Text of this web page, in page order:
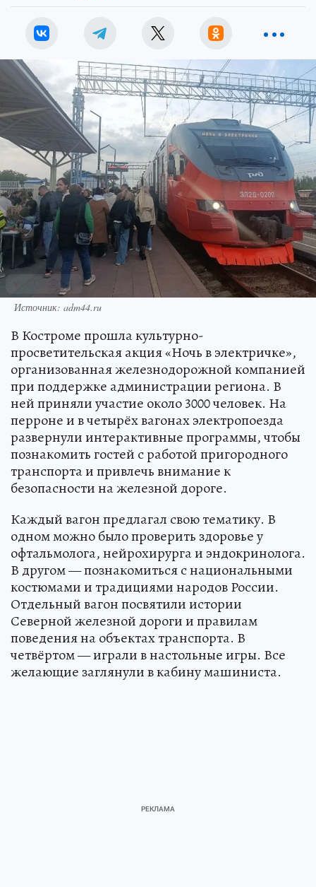
Источник: adm44.ru
В Костроме прошла культурно-
просветительская акция «Ночь в электричке»,
организованная железнодорожной компанией
при поддержке администрации региона. В
ней приняли участие около 3000 человек. На
перроне и в четырёх вагонах электропоезда
развернули интерактивные программы, чтобы
познакомить гостей с работой пригородного
транспорта и привлечь внимание к
безопасности на железной дороге.
Каждый вагон предлагал свою тематику. В
одном можно было проверить здоровье у
офтальмолога, нейрохирурга и эндокринолога.
В другом — познакомиться с национальными
костюмами и традициями народов России.
Отдельный вагон посвятили истории
Северной железной дороги и правилам
поведения на объектах транспорта. В
четвёртом — играли в настольные игры. Все
желающие заглянули в кабину машиниста.